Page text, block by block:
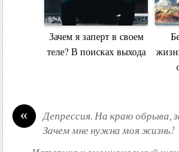
Зачем я заперт в своем
теле? В поисках выхода
«
Депрессия. На краю обрыва,
Зачем мне нужна моя жизнь?